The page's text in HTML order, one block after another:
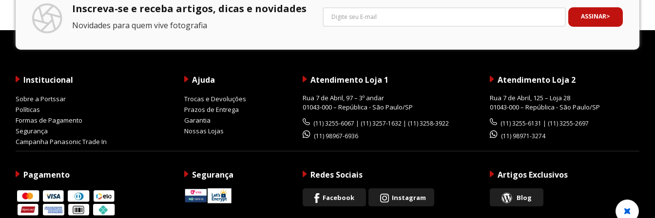
Pensada para fluxos de trabalho profissionais, a lente oferece recursos avançados de personalização:
Anel de controle programável
Controle de ISO
Esses recursos proporcionam operação mais intuitiva e eficiente durante o uso.
Construção Robusta e Confiável
Projetada para acompanhar fotógrafos e criadores em qualquer ambiente, a lente possui vedação contra poeira e umidade, além de revestimento de flúor no
elemento frontal.
Maior resistência a intempéries
Limpeza facilitada
Maior durabilidade para uso profissional
Inscreva-se e receba artigos, dicas e novidades
Novidades para quem vive fotografia
ASSINAR
Institucional
Sobre a Portssar
Políticas
Formas de Pagamento
Segurança
Campanha Panasonic Trade In
Ajuda
Trocas e Devoluções
Prazos de Entrega
Garantia
Nossas Lojas
Atendimento Loja 1
Rua 7 de Abril, 97 – 3º andar
01043-000 – República - São Paulo/SP
(11) 3255-6067 | (11) 3257-1632 | (11) 3258-3922
(11) 98967-6936
Atendimento Loja 2
Rua 7 de Abril, 125 – Loja 28
01043-000 – República - São Paulo/SP
(11) 3255-6131 | (11) 3255-2697
(11) 98971-3274
Pagamento Segurança Redes Sociais
Facebook Instagram
Artigos Exclusivos
Blog